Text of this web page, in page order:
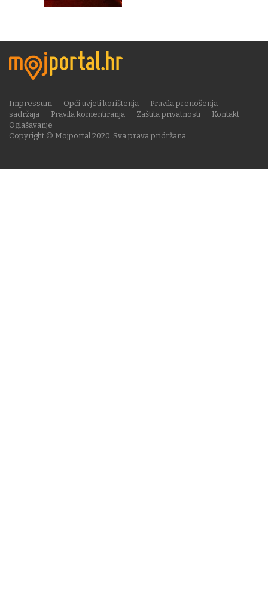
Copyright © Mojportal 2020. Sva prava pridržana.
Impressum Opći uvjeti korištenja
Pravila prenošenja
sadržaja
Pravila komentiranja Zaštita privatnosti
Kontakt
Oglašavanje